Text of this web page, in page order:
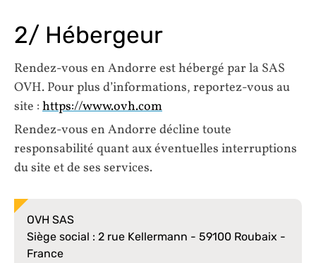
2/ Hébergeur
Rendez-vous en Andorre est hébergé par la SAS
OVH. Pour plus d’informations, reportez-vous au
site : https://www.ovh.com
Rendez-vous en Andorre décline toute
responsabilité quant aux éventuelles interruptions
du site et de ses services.
OVH SAS
Siège social : 2 rue Kellermann - 59100 Roubaix -
France